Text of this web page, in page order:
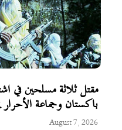
مقتل ثلاثة مسلحين في
باكستان وجماعة
August 7, 2026